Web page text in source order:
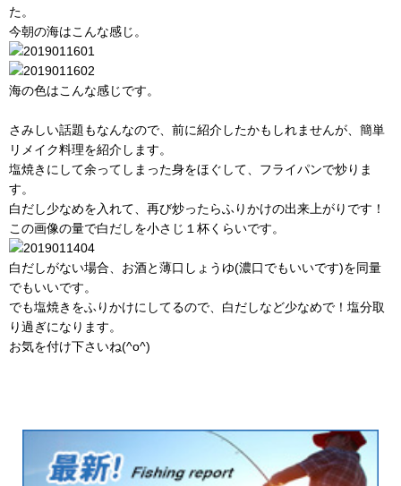
た。
今朝の海はこんな感じ。
海の色はこんな感じです。
さみしい話題もなんなので、前に紹介したかもしれませんが、簡単
リメイク料理を紹介します。
塩焼きにして余ってしまった身をほぐして、フライパンで炒りま
す。
白だし少なめを入れて、再び炒ったらふりかけの出来上がりです！
この画像の量で白だしを小さじ１杯くらいです。
白だしがない場合、お酒と薄口しょうゆ(濃口でもいいです)を同量
でもいいです。
でも塩焼きをふりかけにしてるので、白だしなど少なめで！塩分取
り過ぎになります。
お気を付け下さいね(^o^)